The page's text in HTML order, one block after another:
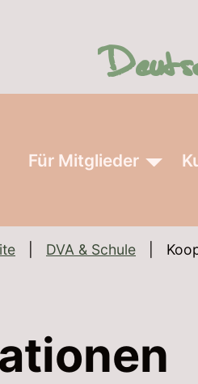
Für Mitglieder
DVA & Schule